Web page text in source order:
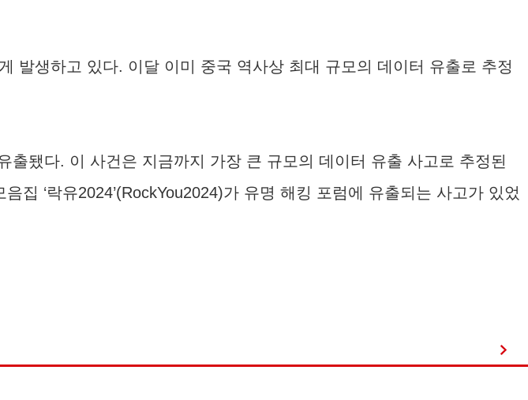
발생하고 있다. 이달 이미 중국 역사상 최대 규모의 데이터 유출로 추정
됐다. 이 사건은 지금까지 가장 큰 규모의 데이터 유출 사고로 추정된
‘락유2024’(RockYou2024)가 유명 해킹 포럼에 유출되는 사고가 있었